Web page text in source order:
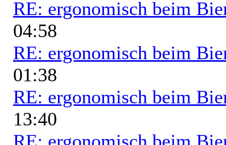
RE: ergonomisch beim
04:58
RE: ergonomisch beim
01:38
RE: ergonomisch beim
13:40
RE: ergonomisch beim